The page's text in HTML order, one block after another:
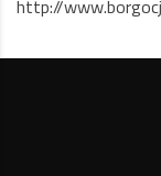
http://